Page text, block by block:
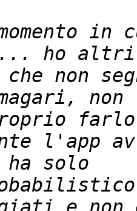
in
che non
l'app